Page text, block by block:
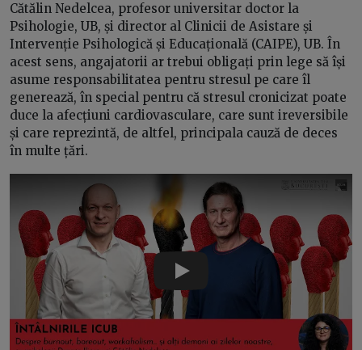
Cătălin Nedelcea, profesor universitar doctor la
Psihologie, UB, și director al Clinicii de Asistare și
Intervenție Psihologică și Educațională (CAIPE), UB. În
acest sens, angajatorii ar trebui obligați prin lege să își
asume responsabilitatea pentru stresul pe care îl
generează, în special pentru că stresul cronicizat poate
duce la afecțiuni cardiovasculare, care sunt ireversibile
și care reprezintă, de altfel, principala cauză de deces
în multe țări.
Play